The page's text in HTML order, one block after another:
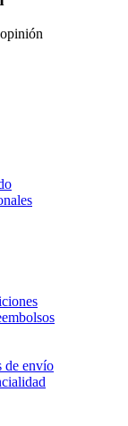
de envío